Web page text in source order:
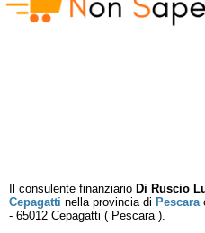
Il consulente finanziario Di Ruscio
Cepagatti nella provincia di Pescara
- 65012 Cepagatti ( Pescara).